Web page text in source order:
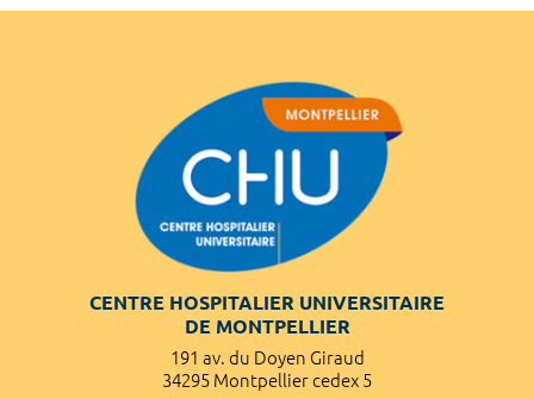
CENTRE HOSPITALIER UNIVERSITAIRE
DE MONTPELLIER
191 av. du Doyen Giraud
34295 Montpellier cedex 5